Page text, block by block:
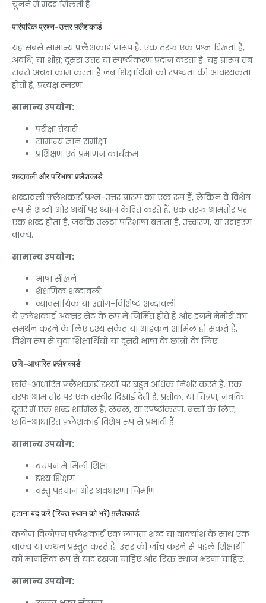
चुनने में मदद मिलती है.
पारंपरिक प्रश्न-उत्तर फ़्लैशकार्ड
यह सबसे सामान्य फ़्लैशकार्ड प्रारूप है. एक तरफ एक प्रश्न दिखता है,
अवधि, या शीघ्र; दूसरा उत्तर या स्पष्टीकरण प्रदान करता है. यह प्रारूप तब
सबसे अच्छा काम करता है जब शिक्षार्थियों को स्पष्टता की आवश्यकता
होती है, प्रत्यक्ष स्मरण.
सामान्य उपयोग:
परीक्षा तैयारी
सामान्य ज्ञान समीक्षा
प्रशिक्षण एवं प्रमाणन कार्यक्रम
शब्दावली और परिभाषा फ़्लैशकार्ड
शब्दावली फ़्लैशकार्ड प्रश्न-उत्तर प्रारूप का एक रूप हैं, लेकिन वे विशेष
रूप से शब्दों और अर्थों पर ध्यान केंद्रित करते हैं. एक तरफ आमतौर पर
एक शब्द होता है, जबकि उलटा परिभाषा बताता है, उच्चारण, या उदाहरण
वाक्य.
सामान्य उपयोग:
भाषा सीखने
शैक्षणिक शब्दावली
व्यावसायिक या उद्योग-विशिष्ट शब्दावली
ये फ़्लैशकार्ड अक्सर सेट के रूप में निर्मित होते हैं और इनमें मेमोरी का
समर्थन करने के लिए दृश्य संकेत या आइकन शामिल हो सकते हैं,
विशेष रूप से युवा शिक्षार्थियों या दूसरी भाषा के छात्रों के लिए.
छवि-आधारित फ़्लैशकार्ड
छवि-आधारित फ़्लैशकार्ड दृश्यों पर बहुत अधिक निर्भर करते हैं. एक
तरफ आम तौर पर एक तस्वीर दिखाई देती है, प्रतीक, या चित्रण, जबकि
दूसरे में एक शब्द शामिल है, लेबल, या स्पष्टीकरण. बच्चों के लिए,
छवि-आधारित फ़्लैशकार्ड विशेष रूप से प्रभावी हैं.
सामान्य उपयोग:
बचपन में मिली शिक्षा
दृश्य शिक्षण
वस्तु पहचान और अवधारणा निर्माण
हटाना बंद करें (रिक्त स्थान को भरें) फ़्लैशकार्ड
क्लोज़ विलोपन फ़्लैशकार्ड एक लापता शब्द या वाक्यांश के साथ एक
वाक्य या कथन प्रस्तुत करते हैं. उत्तर की जाँच करने से पहले शिक्षार्थी
को मानसिक रूप से याद रखना चाहिए और रिक्त स्थान भरना चाहिए.
सामान्य उपयोग: